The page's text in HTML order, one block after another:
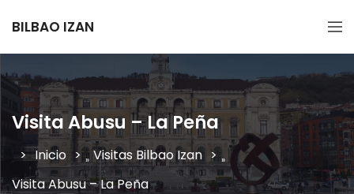
BILBAO IZAN
Visita Abusu – La Peña
Inicio » Visitas Bilbao Izan »
Visita Abusu – La Peña